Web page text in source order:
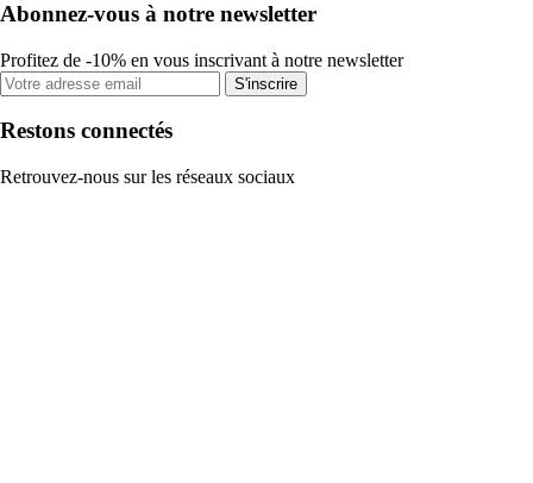
Abonnez-vous à notre newsletter
Profitez de -10% en vous inscrivant à notre newsletter
S'inscrire
Restons connectés
Retrouvez-nous sur les réseaux sociaux